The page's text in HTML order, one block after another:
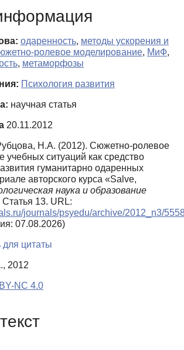
одаренность, методы ускорения и
ролевое моделирование, МиФ,
, метаморфозы
Психология развития
научная статья
20.11.2012
Н.А. (2012). Сюжетно-ролевое
учебных ситуаций как средство
гуманитарно одаренных
авторского курса «Salve,
наука и образование
Статья 13. URL:
journals/psyedu/archive/2012_n3/
07.08.2026)
для цитаты
2012
NC 4.0